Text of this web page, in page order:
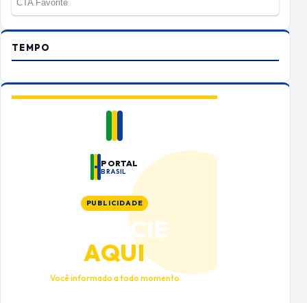
TEMPO
PORTAL
BRASIL
PUBLICIDADE
ANUNCIE
AQUI
Você informado a todo momento